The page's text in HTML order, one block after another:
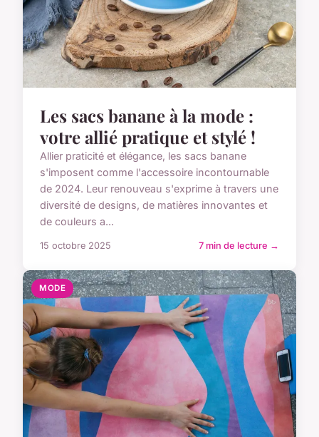
Les sacs banane à la mode :
votre allié pratique et stylé !
Allier praticité et élégance, les sacs banane
s'imposent comme l'accessoire incontournable
de 2024. Leur renouveau s'exprime à travers une
diversité de designs, de matières innovantes et
de couleurs a...
15 octobre 2025 7 min de lecture →
MODE